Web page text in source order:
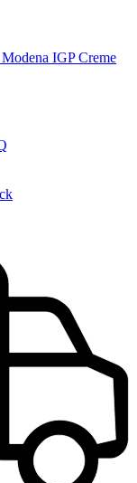
IGP Creme